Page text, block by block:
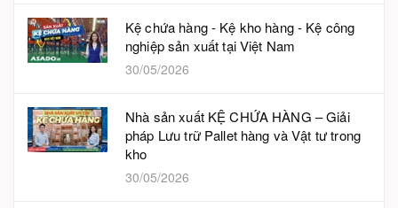
Kệ chứa hàng - Kệ kho hàng - Kệ công
nghiệp sản xuất tại Việt Nam
30/05/2026
Nhà sản xuất KỆ CHỨA HÀNG – Giải
pháp Lưu trữ Pallet hàng và Vật tư trong
kho
30/05/2026